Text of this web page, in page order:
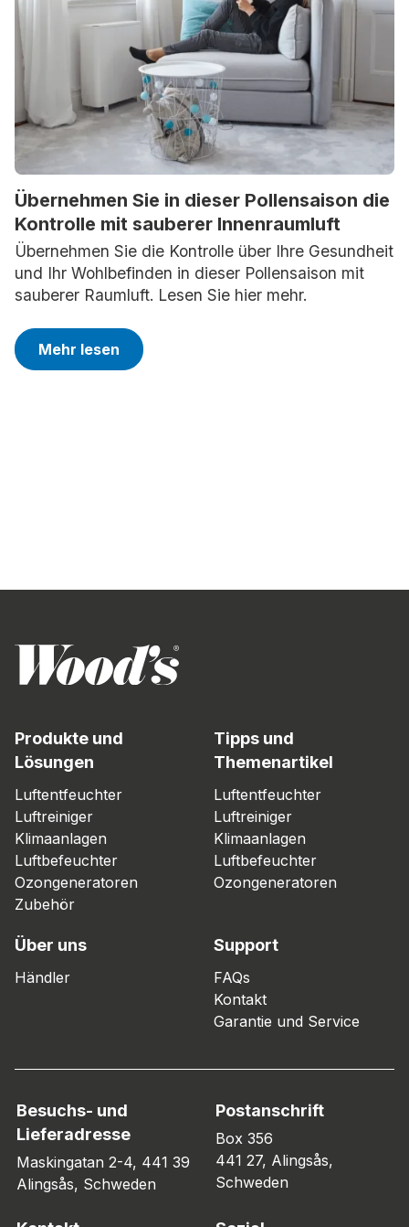
Übernehmen Sie in dieser Pollensaison die
Kontrolle mit sauberer Innenraumluft
Übernehmen Sie die Kontrolle über Ihre Gesundheit
und Ihr Wohlbefinden in dieser Pollensaison mit
sauberer Raumluft. Lesen Sie hier mehr.
Mehr lesen
Produkte und
Lösungen
Luftentfeuchter
Luftreiniger
Klimaanlagen
Luftbefeuchter
Ozongeneratoren
Zubehör
Tipps und
Themenartikel
Luftentfeuchter
Luftreiniger
Klimaanlagen
Luftbefeuchter
Ozongeneratoren
Über uns
Händler
Support
FAQs
Kontakt
Garantie und Service
Besuchs- und
Lieferadresse
Maskingatan 2-4, 441 39
Alingsås, Schweden
Postanschrift
Box 356
441 27, Alingsås,
Schweden